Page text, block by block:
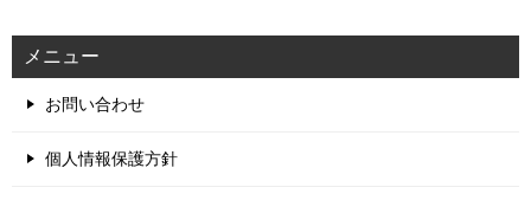
メニュー
お問い合わせ
個人情報保護方針